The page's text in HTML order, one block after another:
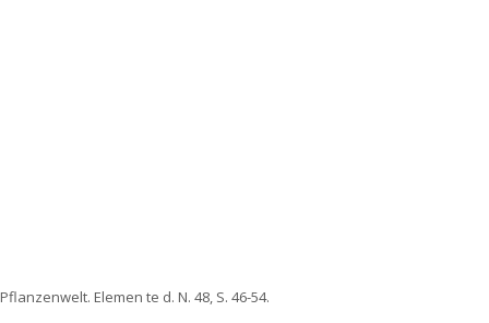
Elemen te d. N. 48, S. 46-54.